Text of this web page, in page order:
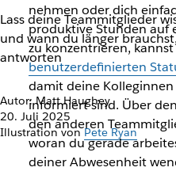
Lass deine Teammitglieder
und wann du länger
antworten
Autor: Matt Haughey
20. Juli 2025
Illustration vonPete Ryan
nehmen oder dich
produktive Stunden auf
zu konzentrieren,
benutzerdefinierten
damit deine
informiert sind. Über
den anderen
woran du gerade
deiner Abwesenheit